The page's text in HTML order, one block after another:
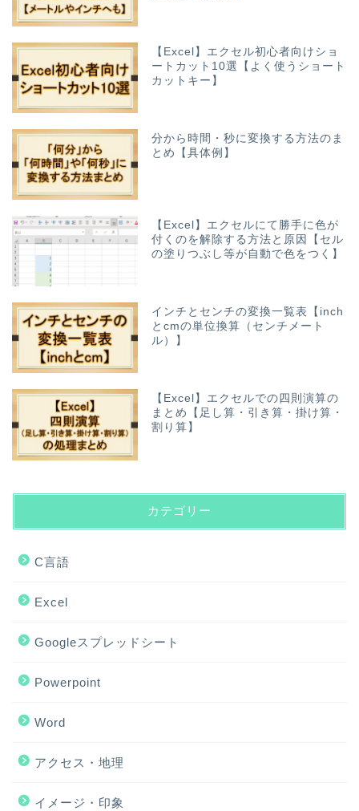
【Excel】エクセル初心者向けショ
ートカット10選【よく使うショート
カットキー】
分から時間・秒に変換する方法のま
とめ【具体例】
【Excel】エクセルにて勝手に色が
付くのを解除する方法と原因【セル
の塗りつぶし等が自動で色をつく】
インチとセンチの変換一覧表【inch
とcmの単位換算（センチメート
ル）】
【Excel】エクセルでの四則演算の
まとめ【足し算・引き算・掛け算・
割り算】
カテゴリー
C言語
Excel
Googleスプレッドシート
Powerpoint
Word
アクセス・地理
イメージ・印象